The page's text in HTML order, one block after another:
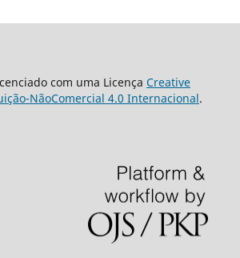
com uma Licença Creative
NãoComercial 4.0 Internacional.